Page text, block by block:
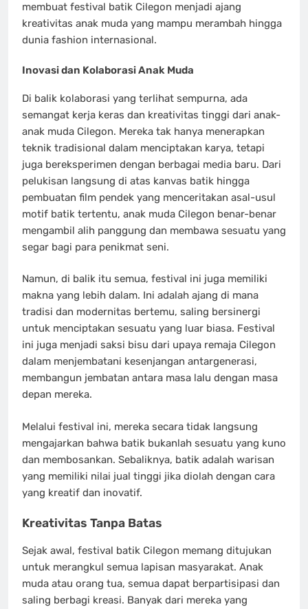
membuat festival batik Cilegon menjadi ajang
kreativitas anak muda yang mampu merambah hingga
dunia fashion internasional.
Inovasi dan Kolaborasi Anak Muda
Di balik kolaborasi yang terlihat sempurna, ada
semangat kerja keras dan kreativitas tinggi dari anak-
anak muda Cilegon. Mereka tak hanya menerapkan
teknik tradisional dalam menciptakan karya, tetapi
juga bereksperimen dengan berbagai media baru. Dari
pelukisan langsung di atas kanvas batik hingga
pembuatan film pendek yang menceritakan asal-usul
motif batik tertentu, anak muda Cilegon benar-benar
mengambil alih panggung dan membawa sesuatu yang
segar bagi para penikmat seni.
Namun, di balik itu semua, festival ini juga memiliki
makna yang lebih dalam. Ini adalah ajang di mana
tradisi dan modernitas bertemu, saling bersinergi
untuk menciptakan sesuatu yang luar biasa. Festival
ini juga menjadi saksi bisu dari upaya remaja Cilegon
dalam menjembatani kesenjangan antargenerasi,
membangun jembatan antara masa lalu dengan masa
depan mereka.
Melalui festival ini, mereka secara tidak langsung
mengajarkan bahwa batik bukanlah sesuatu yang kuno
dan membosankan. Sebaliknya, batik adalah warisan
yang memiliki nilai jual tinggi jika diolah dengan cara
yang kreatif dan inovatif.
Kreativitas Tanpa Batas
Sejak awal, festival batik Cilegon memang ditujukan
untuk merangkul semua lapisan masyarakat. Anak
muda atau orang tua, semua dapat berpartisipasi dan
saling berbagi kreasi. Banyak dari mereka yang